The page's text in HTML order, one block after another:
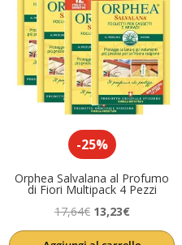
-25%
Orphea Salvalana al Profumo
di Fiori Multipack 4 Pezzi
17,64€ Il
prezzo
13,23€Il
prezzo